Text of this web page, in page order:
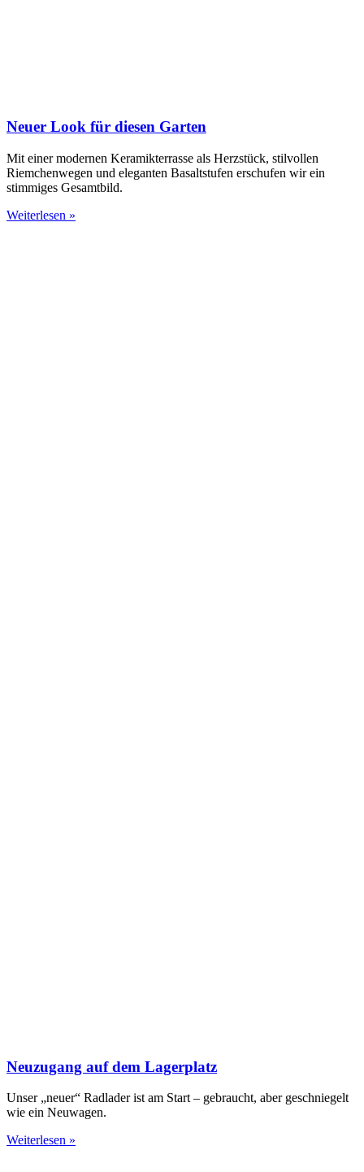
Neuer Look für diesen Garten
Mit einer modernen Keramikterrasse als Herzstück, stilvollen
Riemchenwegen und eleganten Basaltstufen erschufen wir ein
stimmiges Gesamtbild.
Weiterlesen »
Neuzugang auf dem Lagerplatz
Unser „neuer“ Radlader ist am Start – gebraucht, aber geschniegelt
wie ein Neuwagen.
Weiterlesen »